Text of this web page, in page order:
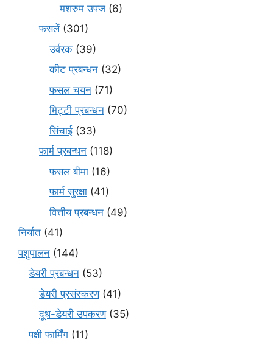
मशरुम उपज (6)
फसलें(301)
उर्वरक (39)
कीट प्रबन्धन (32)
फसल चयन (71)
मि‌ट्टी प्रबन्धन (70)
सिंचाई (33)
फार्म प्रबन्धन (118)
फसल बीमा (16)
फार्म सुरक्षा (41)
वित्तीय प्रबन्धन (49)
निर्यात (41)
पशुपालन (144)
डेयरी प्रबन्धन (53)
डेयरी प्रसंस्करण(41)
दूध-डेयरी उपकरण(35)
पक्षी फार्मिंग (11)